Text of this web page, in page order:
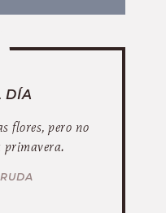
DÍA
flores, pero no
primavera.